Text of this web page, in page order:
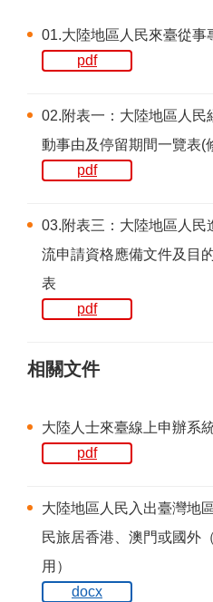
01.大陸地區人民來臺從
pdf
02.附表一：大陸地區人民
動事由及停留期間一覽表
pdf
03.附表三：大陸地區人民
流申請資格應備文件及目
表
pdf
相關文件
大陸人士來臺線上申辦系
pdf
大陸地區人民入出臺灣地
民旅居香港、澳門或國外
用）
docx